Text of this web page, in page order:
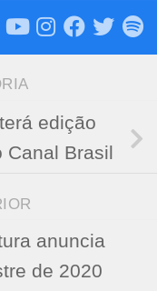
edição
Canal Brasil
anuncia
de 2020